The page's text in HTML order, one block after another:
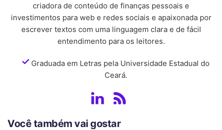
criadora de conteúdo de finanças pessoais e
investimentos para web e redes sociais e apaixonada por
escrever textos com uma linguagem clara e de fácil
entendimento para os leitores.
Graduada em Letras pela Universidade Estadual do
Ceará.
Você também vai gostar